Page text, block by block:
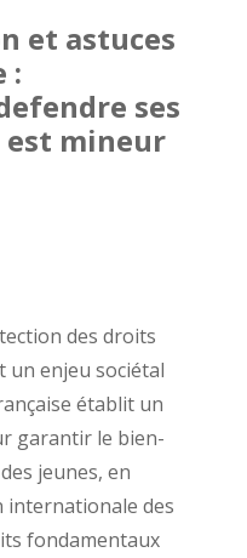
et astuces
:
ses
mineur
des droits
un enjeu sociétal
établit un
garantir le bien-
jeunes, en
internationale des
fondamentaux